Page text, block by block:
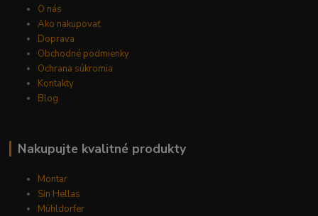
O nás
Ako nakupovať
Doprava
Obchodné podmienky
Ochrana súkromia
Kontakty
Blog
Nakupujte kvalitné produkty
Montar
Sin Hellas
Mühldorfer